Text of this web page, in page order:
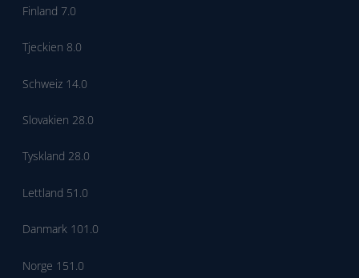
Finland 7.0
Tjeckien 8.0
Schweiz 14.0
Slovakien 28.0
Tyskland 28.0
Lettland 51.0
Danmark 101.0
Norge 151.0